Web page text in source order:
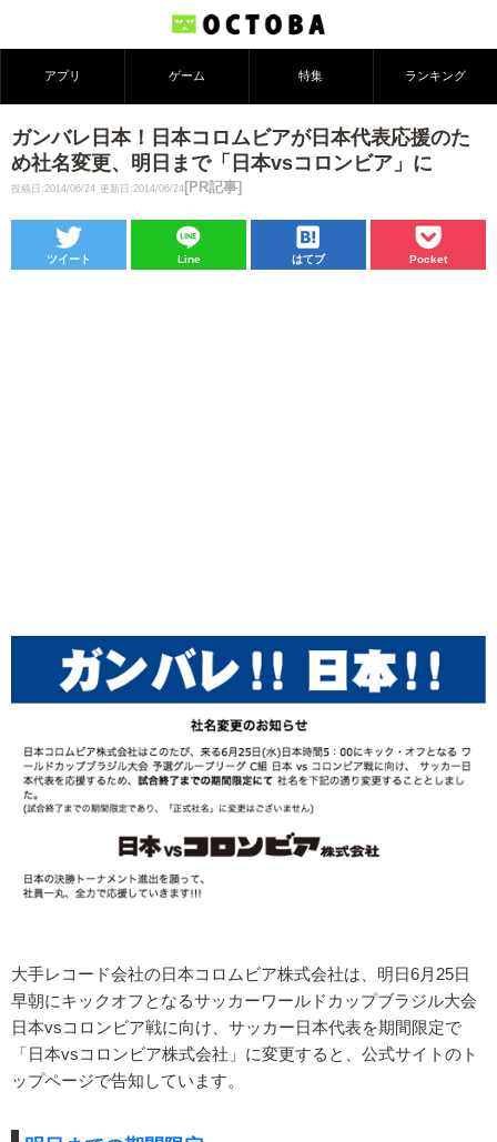
アプリ ゲーム 特集 ランキング
ガンバレ日本！日本コロムビアが日本代表応援のた
め社名変更、明日まで「日本vsコロンビア」に
投稿日:2014/06/24 更新日:2014/06/24 [PR記事]
ツイート Line はてブ Pocket
大手レコード会社の日本コロムビア株式会社は、明日6月25日
早朝にキックオフとなるサッカーワールドカップブラジル大会
日本vsコロンビア戦に向け、サッカー日本代表を期間限定で
「日本vsコロンビア株式会社」に変更すると、公式サイトのト
ップページで告知しています。